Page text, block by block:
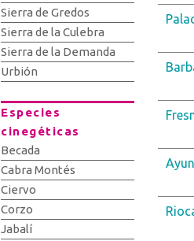
Sierra de Gredos
Sierra de la Culebra
Sierra de la Demanda
Urbión
Especies
cinegéticas
Becada
Cabra Montés
Ciervo
Corzo
Jabalí